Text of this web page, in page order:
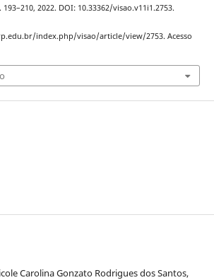
2022. DOI: 10.33362/visao.v11i1.2753.
index.php/visao/article/view/2753. Acesso
Carolina Gonzato Rodrigues dos Santos,